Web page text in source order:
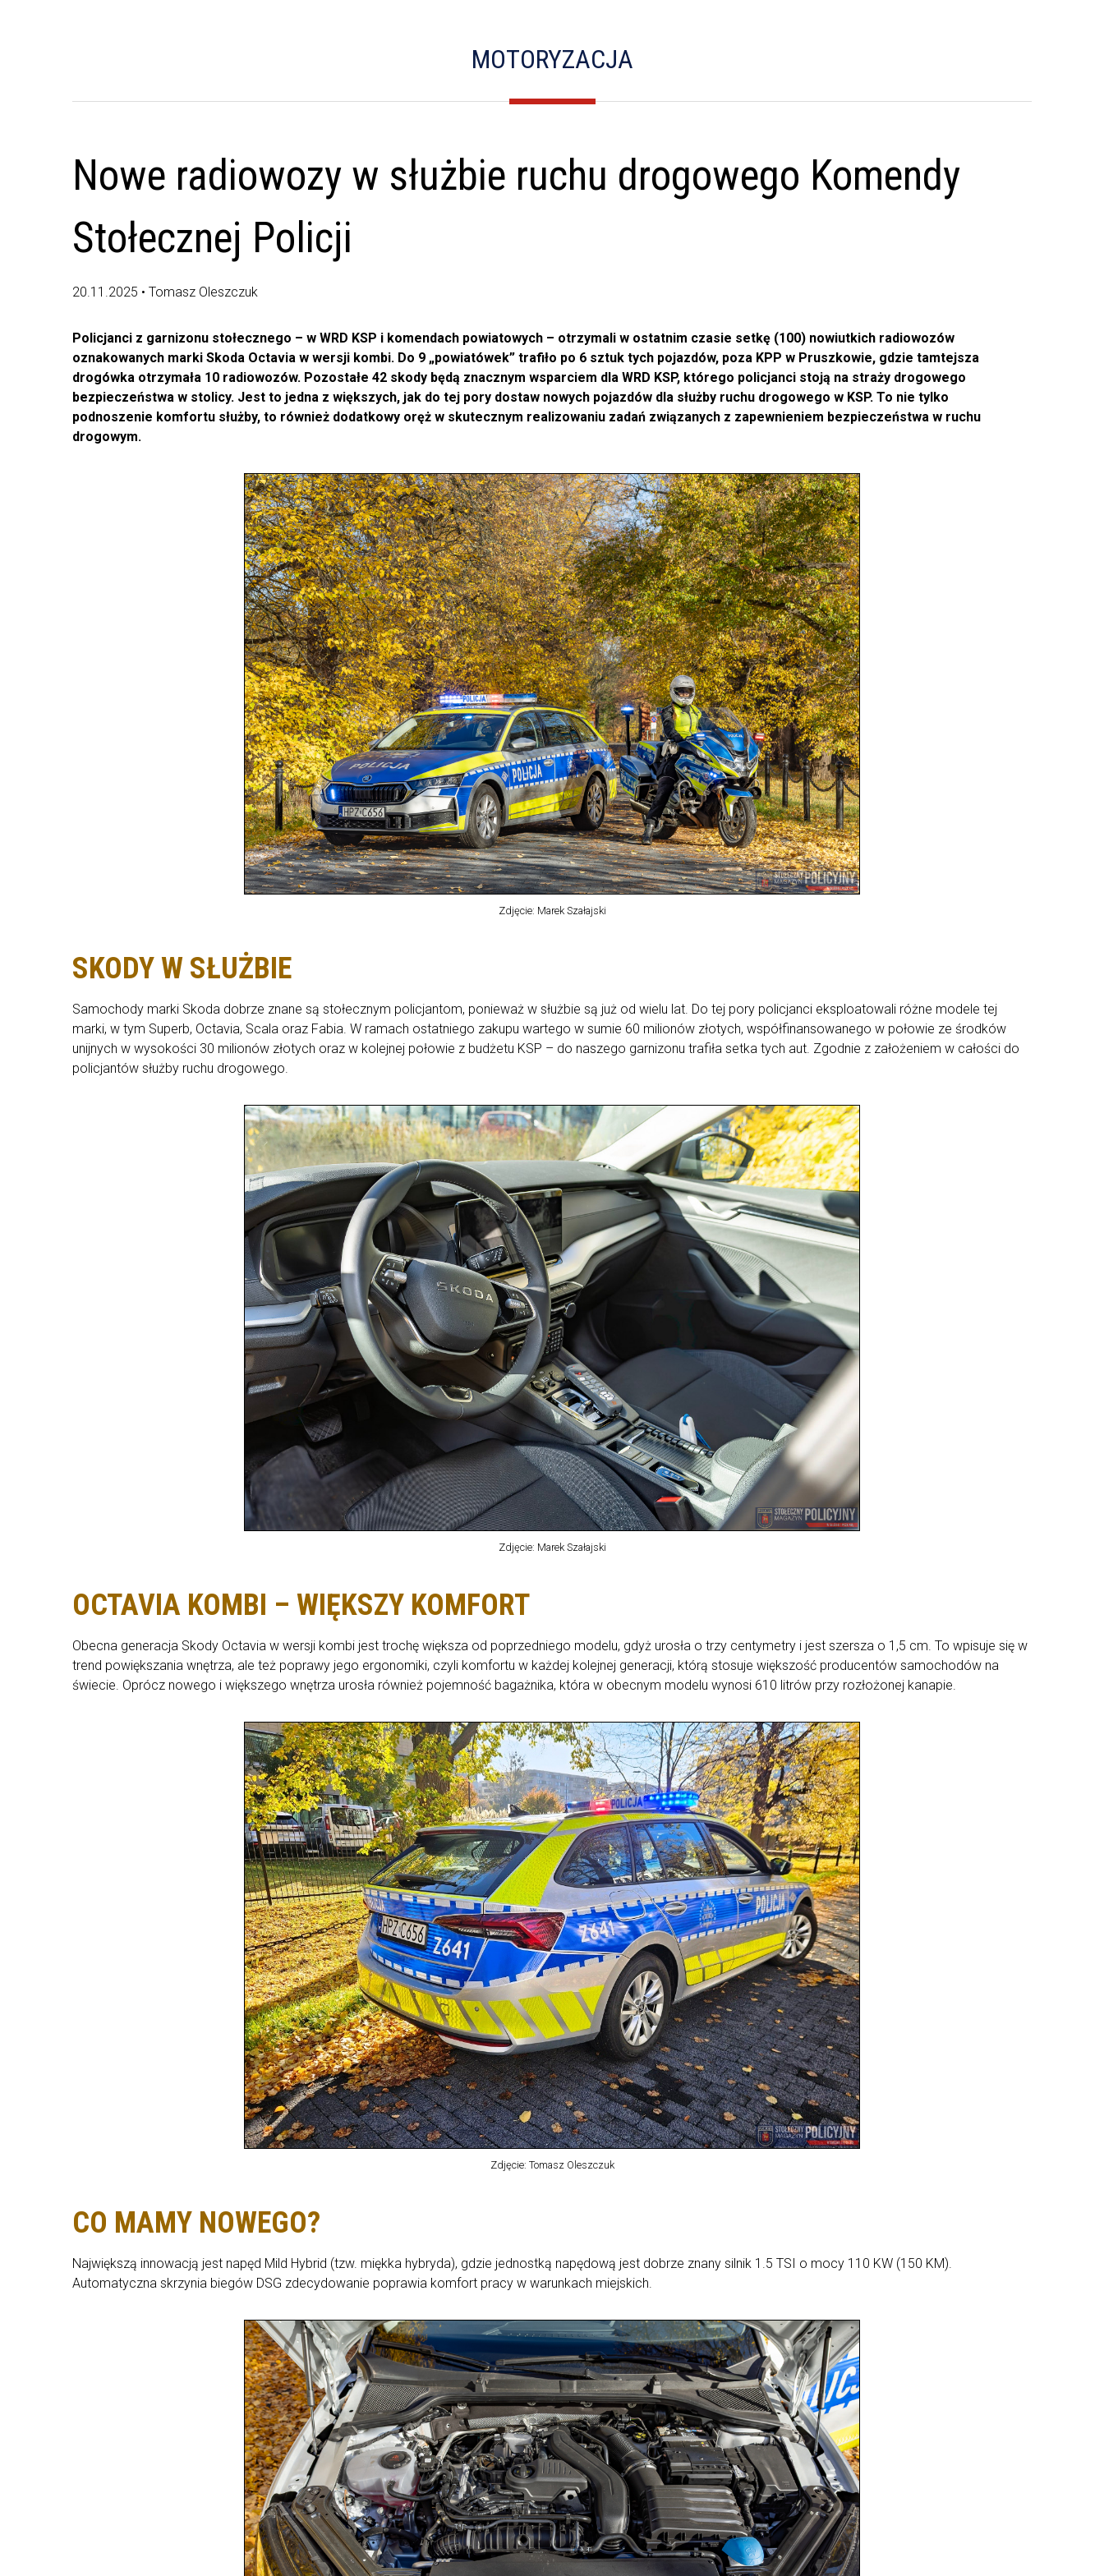
MOTORYZACJA
Nowe radiowozy w służbie ruchu drogowego Komendy
Stołecznej Policji
20.11.2025 • Tomasz Oleszczuk
Policjanci z garnizonu stołecznego – w WRD KSP i komendach powiatowych – otrzymali w ostatnim czasie setkę (100) nowiutkich radiowozów
oznakowanych marki Skoda Octavia w wersji kombi. Do 9 „powiatówek” trafiło po 6 sztuk tych pojazdów, poza KPP w Pruszkowie, gdzie tamtejsza
drogówka otrzymała 10 radiowozów. Pozostałe 42 skody będą znacznym wsparciem dla WRD KSP, którego policjanci stoją na straży drogowego
bezpieczeństwa w stolicy. Jest to jedna z większych, jak do tej pory dostaw nowych pojazdów dla służby ruchu drogowego w KSP. To nie tylko
podnoszenie komfortu służby, to również dodatkowy oręż w skutecznym realizowaniu zadań związanych z zapewnieniem bezpieczeństwa w ruchu
drogowym.
Zdjęcie: Marek Szałajski
SKODY W SŁUŻBIE
Samochody marki Skoda dobrze znane są stołecznym policjantom, ponieważ w służbie są już od wielu lat. Do tej pory policjanci eksploatowali różne modele tej
marki, w tym Superb, Octavia, Scala oraz Fabia. W ramach ostatniego zakupu wartego w sumie 60 milionów złotych, współfinansowanego w połowie ze środków
unijnych w wysokości 30 milionów złotych oraz w kolejnej połowie z budżetu KSP – do naszego garnizonu trafiła setka tych aut. Zgodnie z założeniem w całości do
policjantów służby ruchu drogowego.
Zdjęcie: Marek Szałajski
OCTAVIA KOMBI – WIĘKSZY KOMFORT
Obecna generacja Skody Octavia w wersji kombi jest trochę większa od poprzedniego modelu, gdyż urosła o trzy centymetry i jest szersza o 1,5 cm. To wpisuje się w
trend powiększania wnętrza, ale też poprawy jego ergonomiki, czyli komfortu w każdej kolejnej generacji, którą stosuje większość producentów samochodów na
świecie. Oprócz nowego i większego wnętrza urosła również pojemność bagażnika, która w obecnym modelu wynosi 610 litrów przy rozłożonej kanapie.
Zdjęcie: Tomasz Oleszczuk
CO MAMY NOWEGO?
Największą innowacją jest napęd Mild Hybrid (tzw. miękka hybryda), gdzie jednostką napędową jest dobrze znany silnik 1.5 TSI o mocy 110 KW (150 KM).
Automatyczna skrzynia biegów DSG zdecydowanie poprawia komfort pracy w warunkach miejskich.